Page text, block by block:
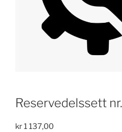
Reservedelssett
kr1 137,00